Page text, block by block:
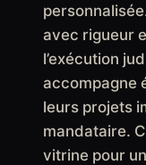
avec rigueur
l’exécution
accompagne
leurs projets
mandataire.
vitrine pour